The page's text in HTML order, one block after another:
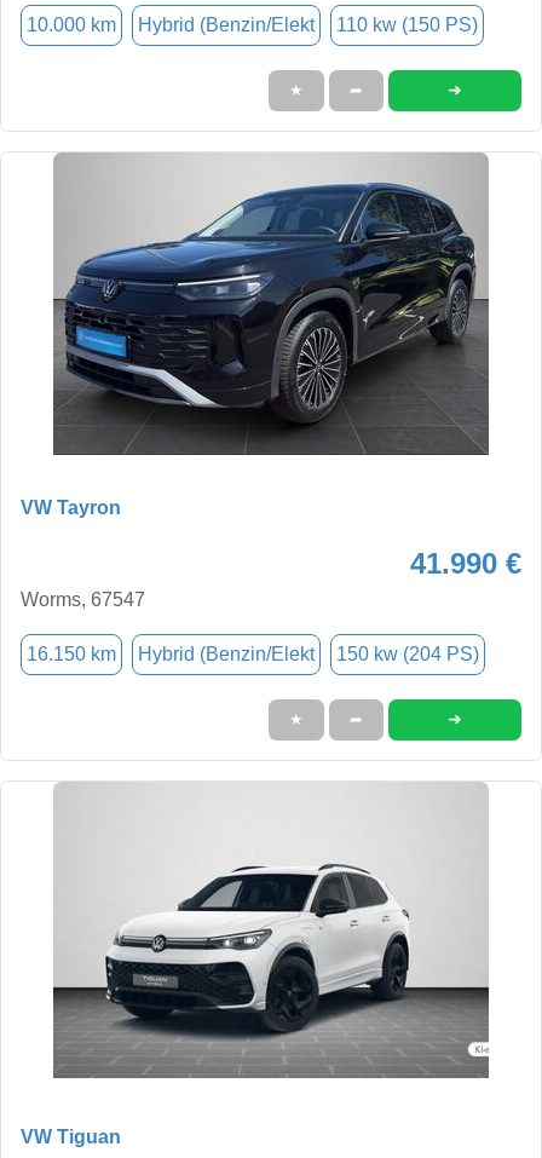
10.000 km Hybrid (Benzin/Elekt 110 kw (150 PS)
★ ➦ ➜
VW Tayron
41.990 €
Worms, 67547
16.150 km Hybrid (Benzin/Elekt 150 kw (204 PS)
★ ➦ ➜
VW Tiguan